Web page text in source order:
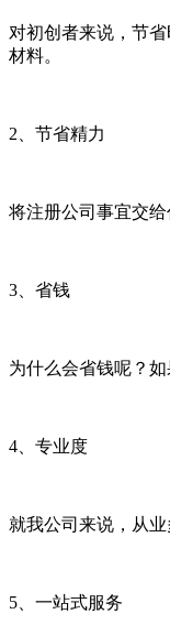
对初创者来说，节
材料。
2、节省精力
将注册公司事宜交
3、省钱
为什么会省钱呢？
4、专业度
就我公司来说，从
5、一站式服务